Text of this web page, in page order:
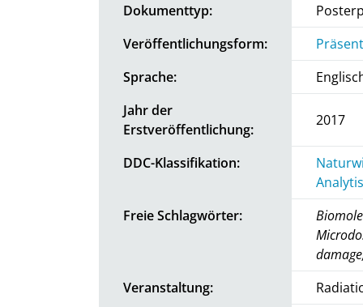
Dokumenttyp:
Veröffentlichungsform:
Sprache:
Jahr der
Erstveröffentlichung:
2017
DDC-Klassifikation:
Freie Schlagwörter:
Veranstaltung: